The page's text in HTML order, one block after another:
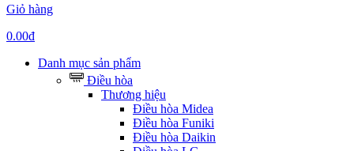
Giỏ hàng
0.00đ
Danh mục sản phẩm
Điều hòa
Thương hiệu
Điều hòa Midea
Điều hòa Funiki
Điều hòa Daikin